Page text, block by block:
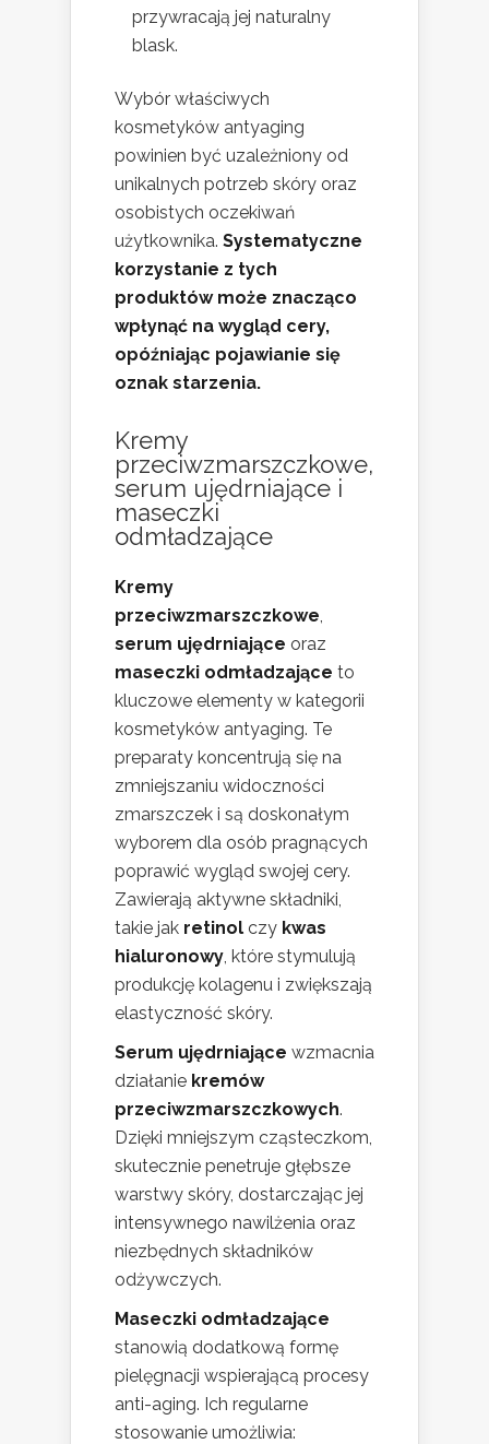
przywracają jej naturalny
blask.
Wybór właściwych
kosmetyków antyaging
powinien być uzależniony od
unikalnych potrzeb skóry oraz
osobistych oczekiwań
użytkownika. Systematyczne
korzystanie z tych
produktów może znacząco
wpłynąć na wygląd cery,
opóźniając pojawianie się
oznak starzenia.
Kremy
przeciwzmarszczkowe,
serum ujędrniające i
maseczki
odmładzające
Kremy
przeciwzmarszczkowe
serum ujędrniające oraz
maseczki odmładzające to
kluczowe elementy w kategorii
kosmetyków antyaging. Te
preparaty koncentrują się na
zmniejszaniu widoczności
zmarszczek i są doskonałym
wyborem dla osób pragnących
poprawić wygląd swojej cery.
Zawierają aktywne składniki,
takie jak retinol czy kwas
hialuronowy , które stymulują
produkcję kolagenu i zwiększają
elastyczność skóry.
Serum ujędrniające wzmacnia
działanie kremów
przeciwzmarszczkowych.
Dzięki mniejszym cząsteczkom,
skutecznie penetruje głębsze
warstwy skóry, dostarczając jej
intensywnego nawilżenia oraz
niezbędnych składników
odżywczych.
Maseczki odmładzające
stanowią dodatkową formę
pielęgnacji wspierającą procesy
anti-aging. Ich regularne
stosowanie umożliwia: